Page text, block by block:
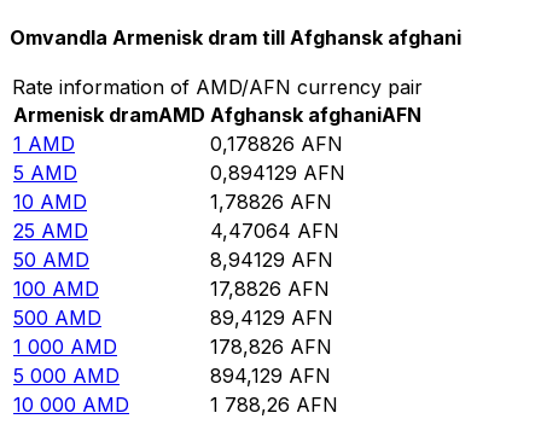
Omvandla Armenisk dram till Afghansk afghani
Rate information of AMD/AFN currency pair
Armenisk dramAMD Afghansk afghaniAFN
1 AMD 0,178826 AFN
5 AMD 0,894129 AFN
10 AMD 1,78826 AFN
25 AMD 4,47064 AFN
50 AMD 8,94129 AFN
100 AMD 17,8826 AFN
500 AMD 89,4129 AFN
1 000 AMD 178,826 AFN
5 000 AMD 894,129 AFN
10 000 AMD 1 788,26 AFN